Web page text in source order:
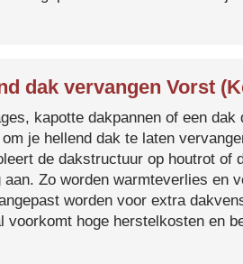
dak vervangen Vorst
kapotte dakpannen of een
je hellend dak te laten
de dakstructuur op houtrot of
Zo worden warmteverlies en
worden voor extra
voorkomt hoge herstelkosten en